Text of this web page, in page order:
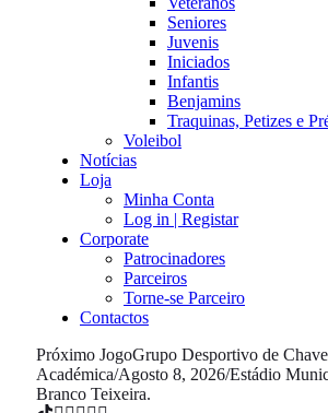
Seniores
Juvenis
Iniciados
Infantis
Benjamins
Traquinas, Petizes e
Voleibol
Notícias
Loja
Minha Conta
Log in | Registar
Corporate
Patrocinadores
Parceiros
Torne-se Parceiro
Contactos
Próximo JogoGrupo Desportivo de
Académica/Agosto 8, 2026/Estádio
Branco Teixeira.